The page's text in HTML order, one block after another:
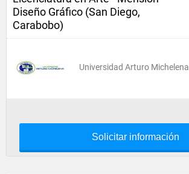
Diseño Gráfico (San Diego,
Carabobo)
Universidad Arturo Michelena
Solicitar información